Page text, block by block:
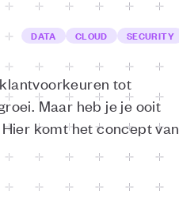
DATA CLOUD SECURITY
tot
Maar heb je je ooit
komt het concept van